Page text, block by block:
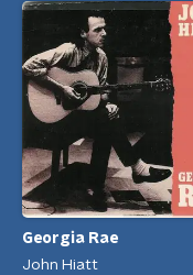
Georgia Rae
John Hiatt